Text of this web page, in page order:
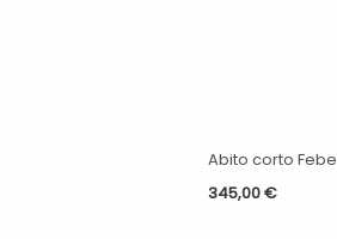
Abito corto Febe
345,00€